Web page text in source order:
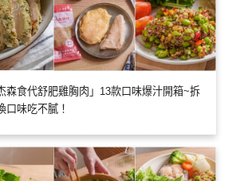
森食代舒肥雞胸肉」13款口味爆汁開箱~拆
口味吃不膩！